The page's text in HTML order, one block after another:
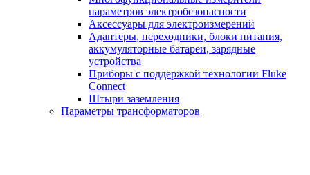
параметров электробезопасности
Аксессуары для электроизмерений
Адаптеры, переходники, блоки питания,
аккумуляторные батареи, зарядные
устройства
Приборы с поддержкой технологии Fluke
Connect
Штыри заземления
Параметры трансформаторов